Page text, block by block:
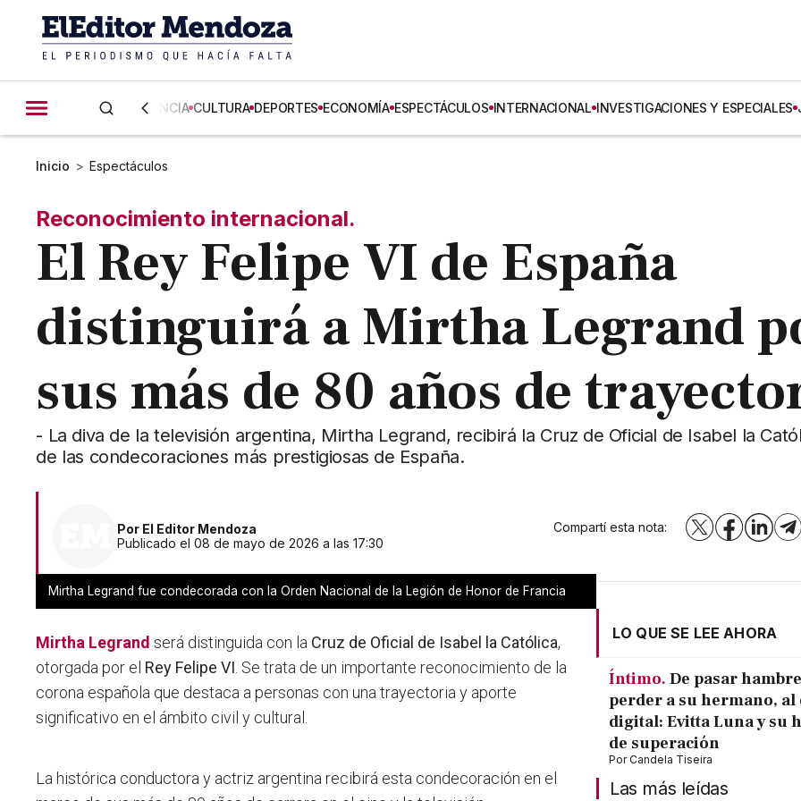
CIENCIA CULTURA DEPORTES ECONOMÍA ESPECTÁCULOS INTERNACIONAL INVESTIGACIONES Y ESPECIALES
Inicio > Espectáculos
Reconocimiento internacional.
El Rey Felipe VI de España
distinguirá a Mirtha Legrand
sus más de 80 años de
- La diva de la televisión argentina, Mirtha Legrand, recibirá la Cruz de Oficial de Isabel la
de las condecoraciones más prestigiosas de España.
Por El Editor Mendoza
Publicado el 08 de mayo de 2026 a las 17:30
Compartí esta nota: X Facebook
Mirtha Legrand fue condecorada con la Orden Nacional de la Legión de Honor de Francia
Mirtha Legrand será distinguida con la Cruz de Oficial de Isabel la Católica,
otorgada por el Rey Felipe VI . Se trata de un importante reconocimiento de la
corona española que destaca a personas con una trayectoria y aporte
significativo en el ámbito civil y cultural.
La histórica conductora y actriz argentina recibirá esta condecoración en el
LO QUE SE LEE AHORA
Íntimo. De pasar
perder a su hermano, al
digital: Evitta Luna y su
de superación
PorCandela Tiseira
Las más leídas